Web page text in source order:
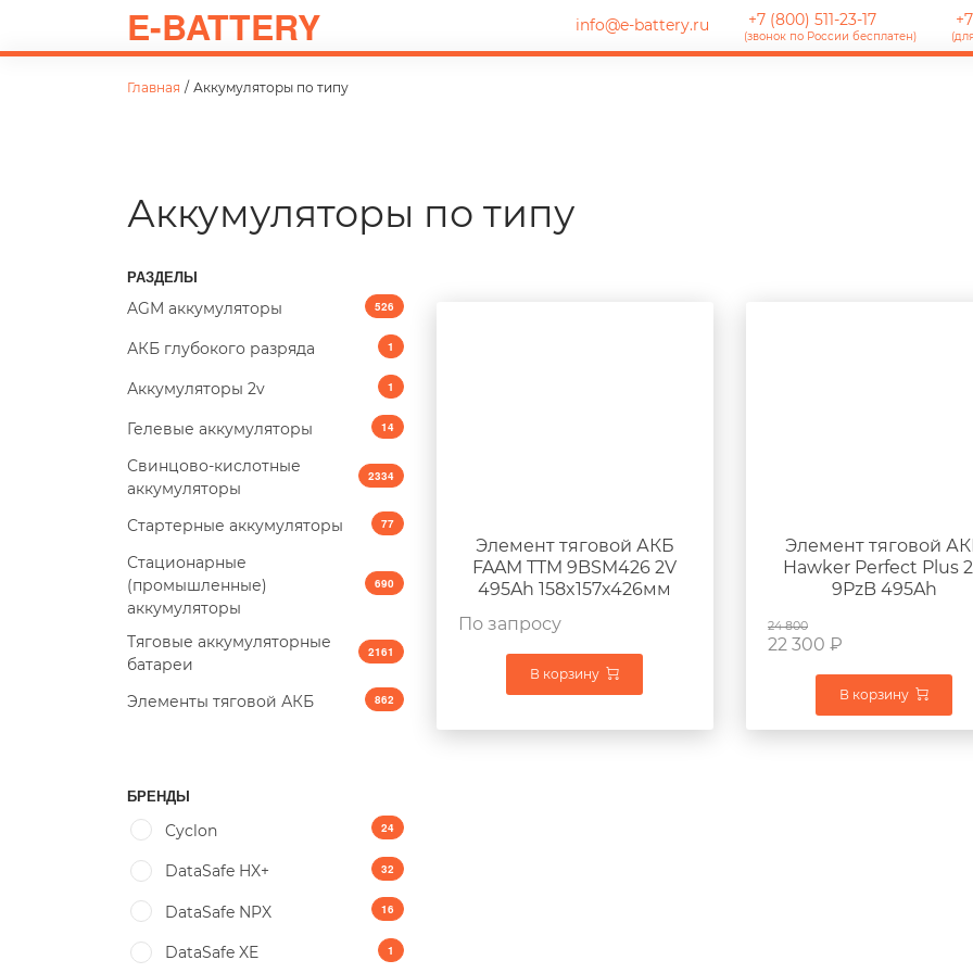
E-BATTERY info@e-battery.ru +7 (800) 511-23-17
(звонок по России бесплатен)
Главная / Аккумуляторы по типу
Аккумуляторы по типу
Элемент тяговой АКБ
FAAM TTM 9BSM426 2V
495Ah 158x157x426мм
По запросу
В корзину
Элемент тяговой
Hawker Perfect Plus
9PzB 495Ah
24 800
22 300 ₽
В корзину
РАЗДЕЛЫ
AGM аккумуляторы
526
АКБ глубокого разряда 1
Аккумуляторы 2v 1
Гелевые аккумуляторы 14
Свинцово-кислотные
аккумуляторы
2334
Стартерные аккумуляторы 77
Стационарные
(промышленные)
аккумуляторы
690
Тяговые аккумуляторные
батареи
2161
Элементы тяговой АКБ 862
БРЕНДЫ
Cyclon
24
DataSafe HX+ 32
DataSafe NPX 16
DataSafe XE 1